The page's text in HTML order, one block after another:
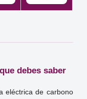
debes saber
eléctrica de carbono